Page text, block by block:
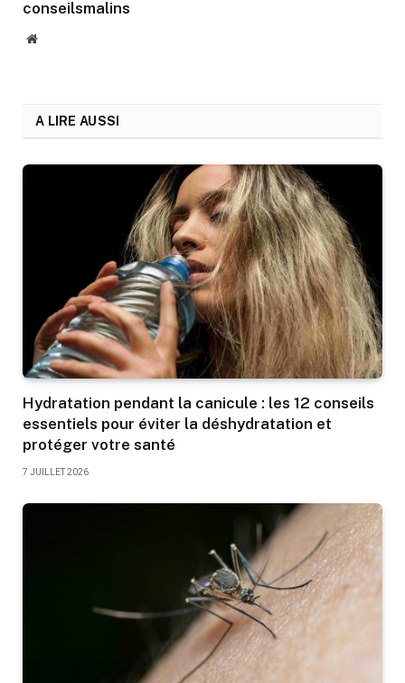
conseilsmalins
Website
A LIRE AUSSI
Hydratation pendant la canicule : les 12 conseils
essentiels pour éviter la déshydratation et
protéger votre santé
7 JUILLET 2026